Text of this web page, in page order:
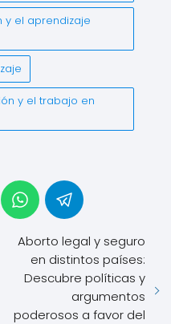
y el aprendizaje
y el trabajo en
Aborto legal y seguro
en distintos países:
Descubre políticas y
argumentos
poderosos a favor del